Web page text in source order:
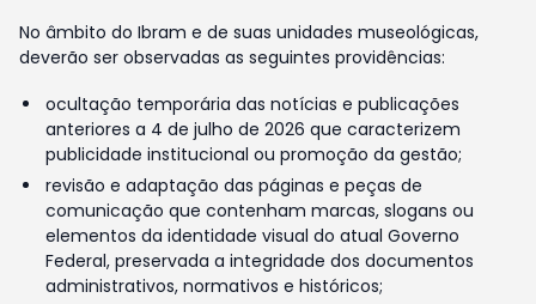
No âmbito do Ibram e de suas unidades museológicas,
deverão ser observadas as seguintes providências:
ocultação temporária das notícias e publicações
anteriores a 4 de julho de 2026 que caracterizem
publicidade institucional ou promoção da gestão;
revisão e adaptação das páginas e peças de
comunicação que contenham marcas, slogans ou
elementos da identidade visual do atual Governo
Federal, preservada a integridade dos documentos
administrativos, normativos e históricos;